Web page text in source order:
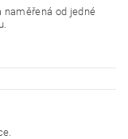
naměřená od jedné